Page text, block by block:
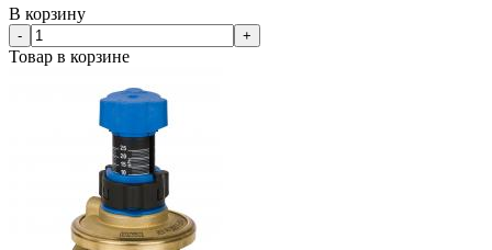
В корзину
- +
Товар в корзине